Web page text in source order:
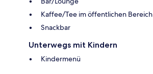
Kaffee/Tee im öffentlichen Bereich
Snackbar
Unterwegs mit Kindern
Kindermenü